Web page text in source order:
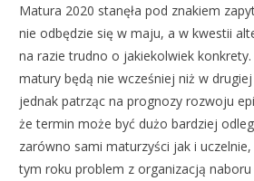
Matura 2020 stanęła pod znakiem
nie odbędzie się w maju, a w kwestii
na razie trudno o jakiekolwiek
matury będą nie wcześniej niż w
jednak patrząc na prognozy rozwoju
że termin może być dużo bardziej
zarówno sami maturzyści jak i
tym roku problem z organizacją